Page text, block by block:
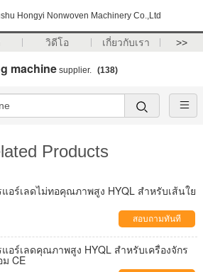
Hongyi Nonwoven Machinery Co.,Ltd
วิดีโอ เกี่ยวกับเรา >>
machine supplier. (138)
Products
แอร์เลดไม่ทอคุณภาพสูง HYQL สำหรับเส้นใย
สอบถามทันที
แอร์เลดคุณภาพสูง HYQL สำหรับเครื่องจักร
CE